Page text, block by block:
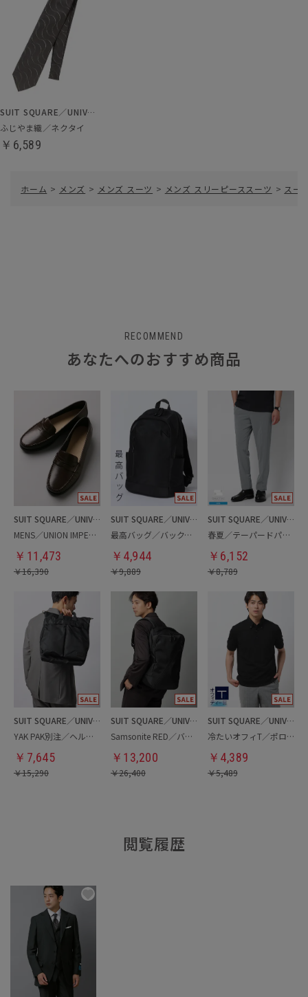
SUIT SQUARE／UNIVERSAL LANGUAGE
ふじやま織／ネクタイ
￥6,589
ホーム > メンズ > メンズ スーツ > メンズ スリーピーススーツ > スー
RECOMMEND
あなたへのおすすめ商品
SUIT SQUARE／UNIVERSAL LANGUAGE
MENS／UNION IMPERIAL監修／コインローファー
￥ 11,473
￥16,390
SUIT SQUARE／UNIVERSAL LANGUAGE
最高バッグ／バックパック
￥ 4,944
￥9,889
SUIT SQUARE／UNIVERSAL LANGUAGE
春夏／テーパードパンツ
￥ 6,152
￥8,789
SUIT SQUARE／UNIVERSAL LANGUAGE
YAK PAK別注／ヘルメットバッグ
￥ 7,645
￥15,290
SUIT SQUARE／UNIVERSAL LANGUAGE
Samsonite RED／バックパック
￥ 13,200
￥26,400
SUIT SQUARE／UNIVERSAL LANGUAGE
冷たいオフィT／ポロシャツ
￥ 4,389
￥5,489
閲覧履歴